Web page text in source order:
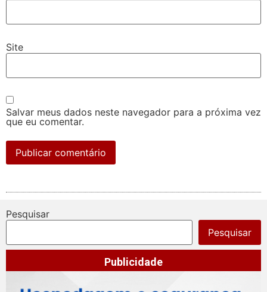
Site
Salvar meus dados neste navegador para a próxima vez
que eu comentar.
Pesquisar
Pesquisar
Publicidade